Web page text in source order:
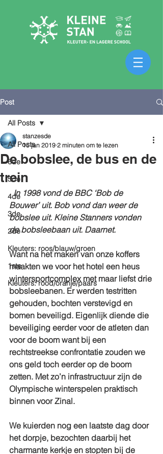
Post
All Posts
6de
5de
4de
3de
2de
Kleuters: roos/blauw/groen
1ste
Kleuters: rood/oranje/paars
All Posts
De bobslee, de bus en de
trein
stanzesde
15 jan 2019 2 minuten om te lezen
In 1998 vond de BBC ‘Bob de
Bouwer’ uit. Bob vond dan weer de
bobslee uit. Kleine Stanners vonden
de bobsleebaan uit. Daarnet.
Want na het maken van onze koffers
maakten we voor het hotel een heus
wintersportcomplex met maar liefst drie
bobsleebanen. Er werden testritten
gehouden, bochten verstevigd en
bomen beveiligd. Eigenlijk diende die
beveiliging eerder voor de atleten dan
voor de boom want bij een
rechtstreekse confrontatie zouden we
ons geld toch eerder op de boom
zetten. Met zo’n infrastructuur zijn de
Olympische winterspelen praktisch
binnen voor Zinal.
We kuierden nog een laatste dag door
het dorpje, bezochten daarbij het
charmante kerkje en stopten bij de